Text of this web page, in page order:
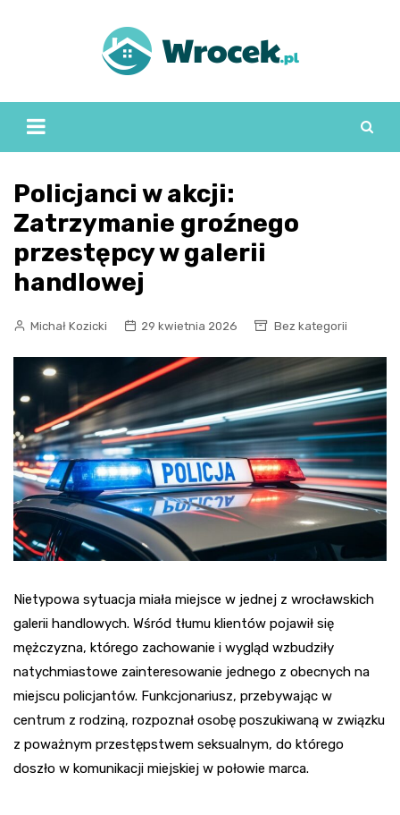
Policjanci w akcji:
Zatrzymanie groźnego
przestępcy w galerii
handlowej
Michał Kozicki 29 kwietnia 2026 Bez kategorii
Nietypowa sytuacja miała miejsce w jednej z wrocławskich
galerii handlowych. Wśród tłumu klientów pojawił się
mężczyzna, którego zachowanie i wygląd wzbudziły
natychmiastowe zainteresowanie jednego z obecnych na
miejscu policjantów. Funkcjonariusz, przebywając w
centrum z rodziną, rozpoznał osobę poszukiwaną w związku
z poważnym przestępstwem seksualnym, do którego
doszło w komunikacji miejskiej w połowie marca.